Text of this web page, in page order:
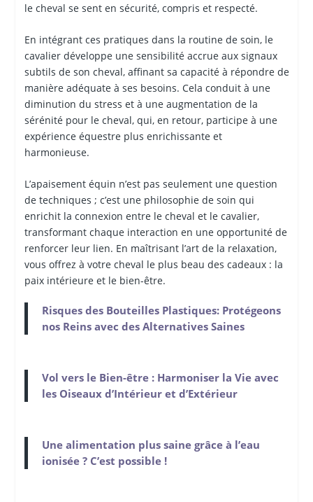
le cheval se sent en sécurité, compris et respecté.
En intégrant ces pratiques dans la routine de soin, le
cavalier développe une sensibilité accrue aux signaux
subtils de son cheval, affinant sa capacité à répondre de
manière adéquate à ses besoins. Cela conduit à une
diminution du stress et à une augmentation de la
sérénité pour le cheval, qui, en retour, participe à une
expérience équestre plus enrichissante et
harmonieuse.
L’apaisement équin n’est pas seulement une question
de techniques ; c’est une philosophie de soin qui
enrichit la connexion entre le cheval et le cavalier,
transformant chaque interaction en une opportunité de
renforcer leur lien. En maîtrisant l’art de la relaxation,
vous offrez à votre cheval le plus beau des cadeaux : la
paix intérieure et le bien-être.
Risques des Bouteilles Plastiques: Protégeons
nos Reins avec des Alternatives Saines
Vol vers le Bien-être : Harmoniser la Vie avec
les Oiseaux d’Intérieur et d’Extérieur
Une alimentation plus saine grâce à l’eau
ionisée ? C’est possible !